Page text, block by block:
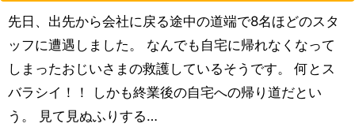
先日、出先から会社に戻る途中の道端で8名ほどのスタ
ッフに遭遇しました。 なんでも自宅に帰れなくなって
しまったおじいさまの救護しているそうです。 何とス
バラシイ！！ しかも終業後の自宅への帰り道だとい
う。 見て見ぬふりする…